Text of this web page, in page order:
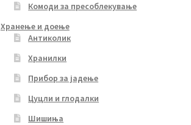
Комоди за пресоблекување
Хранење и доење
Антиколик
Хранилки
Прибор за јадење
Цуцли и глодалки
Шишиња